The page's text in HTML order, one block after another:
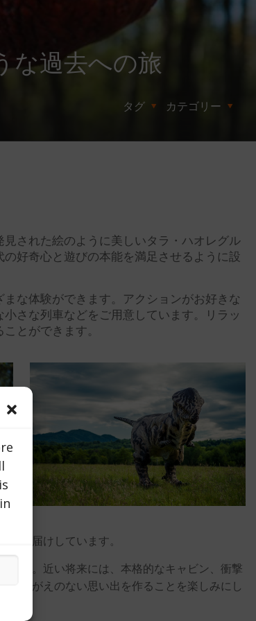
な過去への旅
カテゴリー
タグ
された絵のように美しいタラ・ハオレグル
好奇心と遊びの本能を満足させるように設
な体験ができます。アクションがお好きな
さな列車などをご用意しています。リラッ
とができます。
お届けしています。
です。近い将来には、本格的なキャビン、衝撃
かけがえのない思い出を作ることを楽しみにし